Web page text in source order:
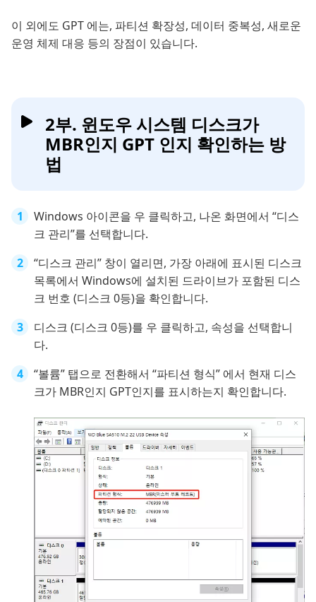
이 외에도 GPT 에는, 파티션 확장성, 데이터 중복성, 새로운
운영 체제 대응 등의 장점이 있습니다.
2부. 윈도우 시스템 디스크가
MBR인지 GPT 인지 확인하는 방
법
Windows 아이콘을 우 클릭하고, 나온 화면에서 “디스
크 관리”를 선택합니다.
“디스크 관리” 창이 열리면, 가장 아래에 표시된 디스크
목록에서 Windows에 설치된 드라이브가 포함된 디스
크 번호 (디스크 0등)을 확인합니다.
디스크 (디스크 0등)를 우 클릭하고, 속성을 선택합니
다.
“볼륨” 탭으로 전환해서 “파티션 형식” 에서 현재 디스
크가 MBR인지 GPT인지를 표시하는지 확인합니다.